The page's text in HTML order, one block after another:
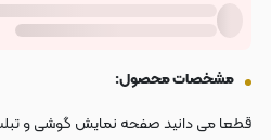
مشخصات محصول:
قطعا می دانید صفحه نمایش گوشی و